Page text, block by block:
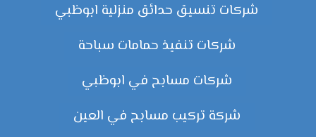
شركات تنسيق حدائق منزلية ابوظبي
شركات تنفيذ حمامات سباحة
شركات مسابح في ابوظبي
شركة تركيب مسابح في العين